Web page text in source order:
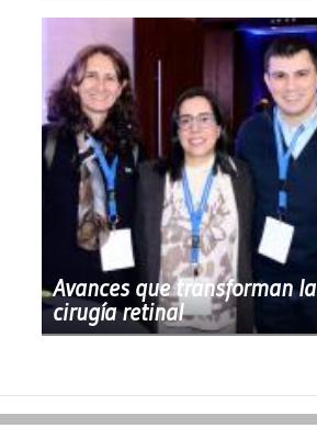
Avances que transforman la
cirugía retinal